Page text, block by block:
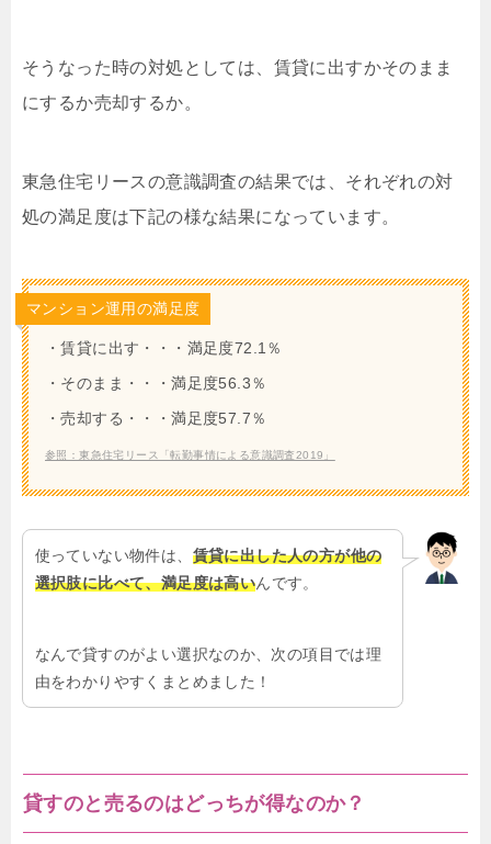
そうなった時の対処としては、賃貸に出すかそのまま
にするか売却するか。
東急住宅リースの意識調査の結果では、それぞれの対
処の満足度は下記の様な結果になっています。
マンション運用の満足度
・賃貸に出す・・・満足度72.1％
・そのまま・・・満足度56.3％
・売却する・・・満足度57.7％
参照：東急住宅リース「転勤事情による意識調査2019」
使っていない物件は、 賃貸に出した人の方が他の
選択肢に比べて、満足度は高いんです。
なんで貸すのがよい選択なのか、次の項目では理
由をわかりやすくまとめました！
貸すのと売るのはどっちが得なのか？